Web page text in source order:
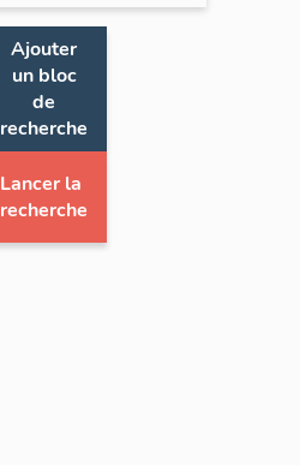
Ajouter
un bloc
de
recherche
Lancer la
recherche